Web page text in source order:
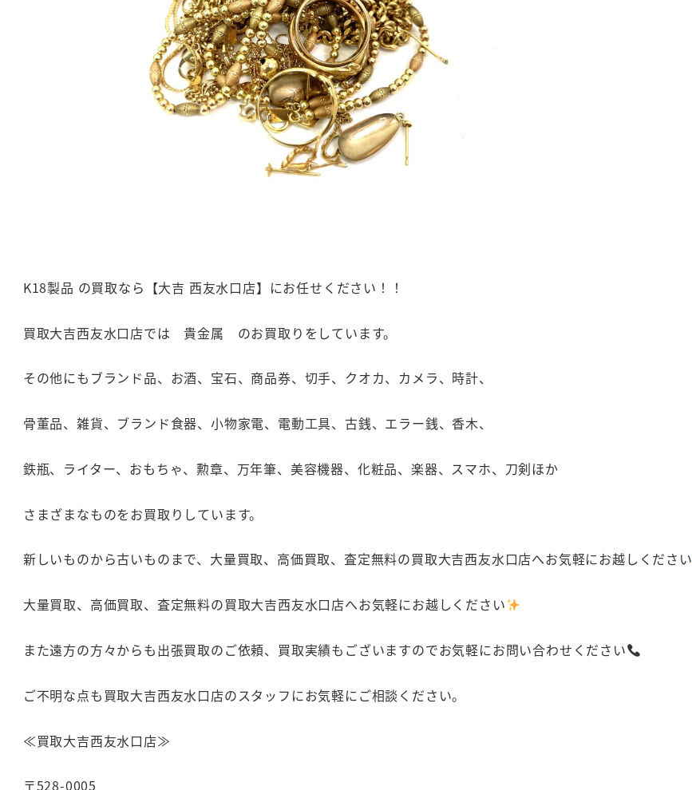
K18製品 の買取なら【大吉 西友水口店】にお任せください！！
買取大吉西友水口店では 貴金属 のお買取りをしています。
その他にもブランド品、お酒、宝石、商品券、切手、クオカ、カメラ、時計、
骨董品、雑貨、ブランド食器、小物家電、電動工具、古銭、エラー銭、香木、
鉄瓶、ライター、おもちゃ、勲章、万年筆、美容機器、化粧品、楽器、スマホ、刀剣ほか
さまざまなものをお買取りしています。
新しいものから古いものまで、大量買取、高価買取、査定無料の買取大吉西友水口店へお気軽にお越しください
大量買取、高価買取、査定無料の買取大吉西友水口店へお気軽にお越しください
また遠方の方々からも出張買取のご依頼、買取実績もございますのでお気軽にお問い合わせください
ご不明な点も買取大吉西友水口店のスタッフにお気軽にご相談ください。
≪買取大吉西友水口店≫
〒528-0005